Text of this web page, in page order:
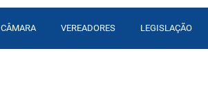
CÂMARA VEREADORES LEGISLAÇÃO